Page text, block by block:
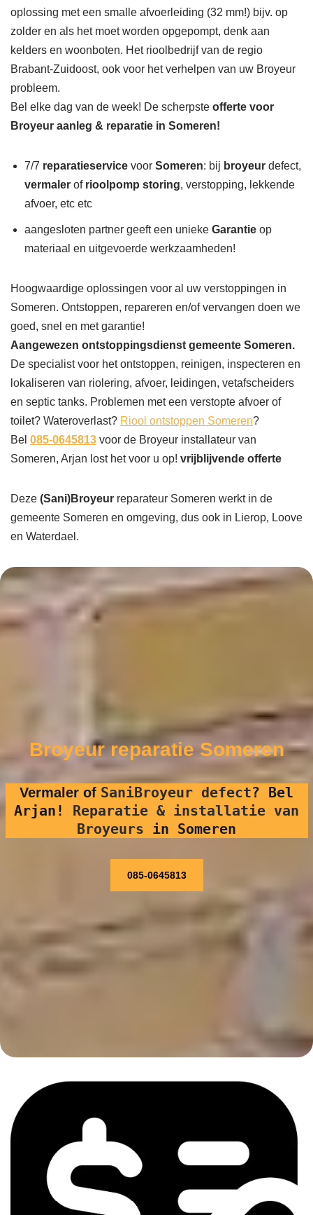
oplossing met een smalle afvoerleiding (32 mm!) bijv. op
zolder en als het moet worden opgepompt, denk aan
kelders en woonboten. Het rioolbedrijf van de regio
Brabant-Zuidoost, ook voor het verhelpen van uw Broyeur
probleem.
Bel elke dag van de week! De scherpste offerte voor
Broyeur aanleg & reparatie in Someren!
7/7 reparatieservice voor Someren: bij broyeur defect,
vermaler of rioolpomp storing, verstopping, lekkende
afvoer, etc etc
aangesloten partner geeft een unieke Garantie op
materiaal en uitgevoerde werkzaamheden!
Hoogwaardige oplossingen voor al uw verstoppingen in
Someren. Ontstoppen, repareren en/of vervangen doen we
goed, snel en met garantie!
Aangewezen ontstoppingsdienst gemeente Someren.
De specialist voor het ontstoppen, reinigen, inspecteren en
lokaliseren van riolering, afvoer, leidingen, vetafscheiders
en septic tanks. Problemen met een verstopte afvoer of
toilet? Wateroverlast? Riool ontstoppen Someren?
Bel 085-0645813 voor de Broyeur installateur van
Someren, Arjan lost het voor u op! vrijblijvende offerte
Deze (Sani)Broyeur reparateur Someren werkt in de
gemeente Someren en omgeving, dus ook in Lierop, Loove
en Waterdael.
Broyeur reparatie Someren
Vermaler of SaniBroyeur defect? Bel
Arjan! Reparatie & installatie van
Broyeurs in Someren
085-0645813